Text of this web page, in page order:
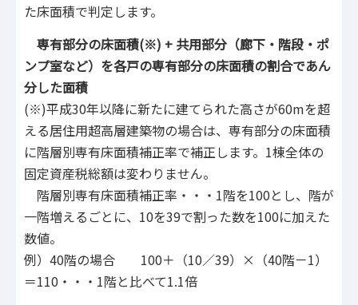
た床面積で判定します。
専有部分の床面積(※) + 共用部分（廊下・階段・ポ
ンプ室など）を各戸の専有部分の床面積の割合であん
分した面積
(※)平成30年以降に新たに建てられた高さが60mを超
える居住用超高層建築物の場合は、専有部分の床面積
に階層別専有床面積補正率で補正します。1棟全体の
固定資産税総額は変わりません。
階層別専有床面積補正率・・・1階を100とし、階が
一階増えるごとに、10を39で割った数を100に加えた
数値。
例）40階の場合 100＋（10／39）×（40階－1）
＝110・・・1階と比べて1.1倍